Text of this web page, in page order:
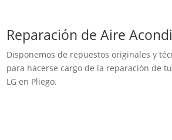
Reparación de Aire
Disponemos de repuestos originales y
para hacerse cargo de la reparación de
LG en Pliego.